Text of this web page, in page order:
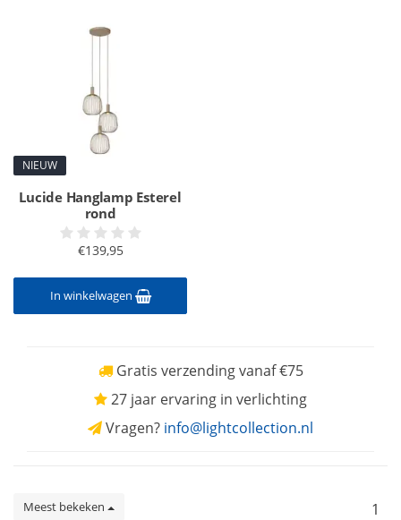
NIEUW
Lucide Hanglamp Esterel
rond
€139,95
In winkelwagen
Gratis verzending vanaf €75
27 jaar ervaring in verlichting
Vragen? info@lightcollection.nl
Meest bekeken 1